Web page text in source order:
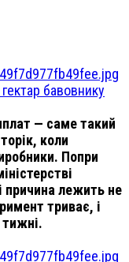
бавовнику
— саме такий
коли
Попри
причина лежить не
триває, і